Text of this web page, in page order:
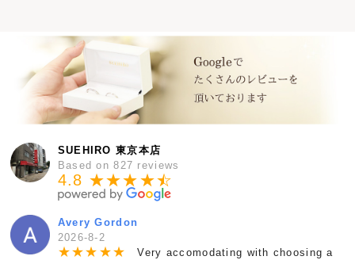
SUEHIRO 東京本店
Based on 827 reviews
4.8 ★★★★★
☆
Avery Gordon
2026-8-2
★★★ ★★
Very accomodating with choosing a